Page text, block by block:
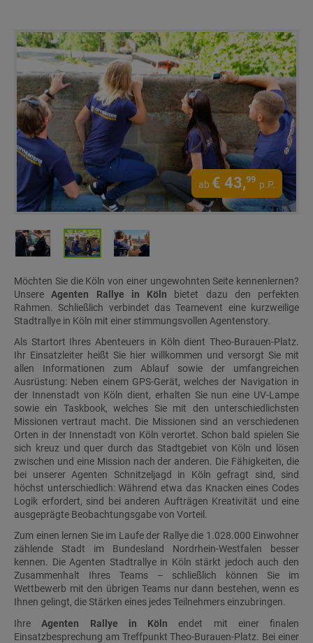
ab € 43,99 p.P.
Möchten Sie die Köln von einer ungewohnten Seite kennenlernen?
UnsereAgenten Rallye in Köln bietet dazu den perfekten
Rahmen. Schließlich verbindet das Teamevent eine kurzweilige
Stadtrallye in Köln mit einer stimmungsvollen Agentenstory.
Als Startort Ihres Abenteuers in Köln dient Theo-Burauen-Platz.
Ihr Einsatzleiter heißt Sie hier willkommen und versorgt Sie mit
allen Informationen zum Ablauf sowie der umfangreichen
Ausrüstung: Neben einem GPS-Gerät, welches der Navigation in
der Innenstadt von Köln dient, erhalten Sie nun eine UV-Lampe
sowie ein Taskbook, welches Sie mit den unterschiedlichsten
Missionen vertraut macht. Die Missionen sind an verschiedenen
Orten in der Innenstadt von Köln verortet. Schon bald spielen Sie
sich kreuz und quer durch das Stadtgebiet von Köln und lösen
zwischen und eine Mission nach der anderen. Die Fähigkeiten, die
bei unserer Agenten Schnitzeljagd in Köln gefragt sind, sind
höchst unterschiedlich: Während etwa das Knacken eines Codes
Logik erfordert, sind bei anderen Aufträgen Kreativität und eine
ausgeprägte Beobachtungsgabe von Vorteil.
Zum einen lernen Sie im Laufe der Rallye die 1.028.000 Einwohner
zählende Stadt im Bundesland Nordrhein-Westfalen besser
kennen. Die Agenten Stadtrallye in Köln stärkt jedoch auch den
Zusammenhalt Ihres Teams – schließlich können Sie im
Wettbewerb mit den übrigen Teams nur dann bestehen, wenn es
Ihnen gelingt, die Stärken eines jedes Teilnehmers einzubringen.
IhreAgenten Rallye in Köln endet mit einer finalen
Einsatzbesprechung am Treffpunkt Theo-Burauen-Platz. Bei einer